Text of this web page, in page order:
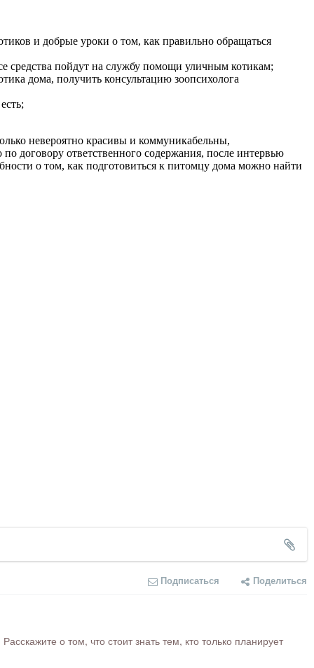
и добрые уроки о том, как правильно обращаться
средства пойдут на службу помощи уличным котикам;
дома, получить консультацию зоопсихолога
невероятно красивы и коммуникабельны,
договору ответственного содержания, после интервью
о том, как подготовиться к питомцу дома можно найти
Подписаться Поделиться
о том, что стоит знать тем, кто только планирует